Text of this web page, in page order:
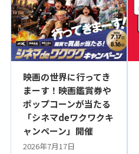
映画の世界に行ってき
まーす！映画鑑賞券や
ポップコーンが当たる
「シネマdeワクワクキ
ャンペーン」開催
2026年7月17日